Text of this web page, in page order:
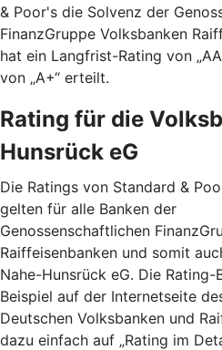
& Poor's die Solvenz der
FinanzGruppe Volksbanken
hat ein Langfrist-Rating von
von „A+“ erteilt.
Rating für die
Hunsrück eG
Die Ratings von Standard &
gelten für alle Banken der
Genossenschaftlichen
Raiffeisenbanken und somit
Nahe-Hunsrück eG. Die
Beispiel auf der Internetseite
Deutschen Volksbanken und
dazu einfach auf „Rating im